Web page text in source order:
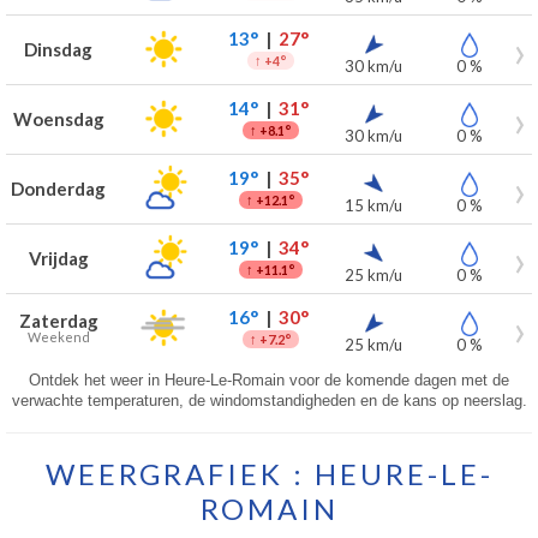
Dinsdag 13°| 27°
↑ +4° 30 km/u 0 %
Woensdag 14°| 31°
↑ +8.1° 30 km/u 0 %
Donderdag 19°| 35°
↑ +12.1° 15 km/u 0 %
Vrijdag 19°| 34°
↑ +11.1° 25 km/u 0 %
Zaterdag
Weekend
16°| 30°
↑ +7.2° 25 km/u 0 %
Ontdek het weer in Heure-Le-Romain voor de komende dagen met de
verwachte temperaturen, de windomstandigheden en de kans op neerslag.
WEERGRAFIEK : HEURE-LE-
ROMAIN